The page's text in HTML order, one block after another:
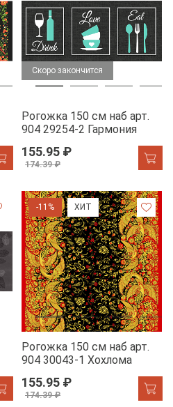
Скоро закончится
Рогожка 150 см наб арт.
904 29254-2 Гармония
155.95 ₽
174.39 ₽
-11% ХИТ
Рогожка 150 см наб арт.
904 30043-1 Хохлома
155.95 ₽
174.39 ₽